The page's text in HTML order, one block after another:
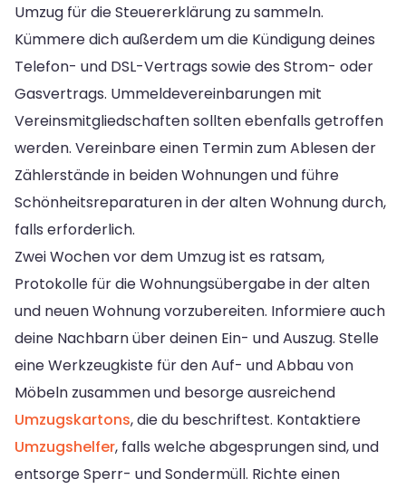
Umzug für die Steuererklärung zu sammeln.
Kümmere dich außerdem um die Kündigung deines
Telefon- und DSL-Vertrags sowie des Strom- oder
Gasvertrags. Ummeldevereinbarungen mit
Vereinsmitgliedschaften sollten ebenfalls getroffen
werden. Vereinbare einen Termin zum Ablesen der
Zählerstände in beiden Wohnungen und führe
Schönheitsreparaturen in der alten Wohnung durch,
falls erforderlich.
Zwei Wochen vor dem Umzug ist es ratsam,
Protokolle für die Wohnungsübergabe in der alten
und neuen Wohnung vorzubereiten. Informiere auch
deine Nachbarn über deinen Ein- und Auszug. Stelle
eine Werkzeugkiste für den Auf- und Abbau von
Möbeln zusammen und besorge ausreichend
Umzugskartons, die du beschriftest. Kontaktiere
Umzugshelfer, falls welche abgesprungen sind, und
entsorge Sperr- und Sondermüll. Richte einen